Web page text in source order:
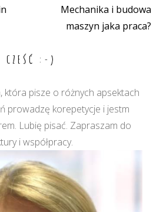
Mechanika i budowa
maszyn jaka praca?
CZEŚĆ :-)
która pisze o różnych apsektach
prowadzę korepetycje i jestm
Lubię pisać. Zapraszam do
i współpracy.